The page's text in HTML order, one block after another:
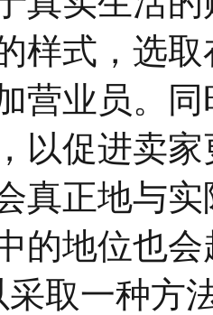
样式，选
营业员。
以促进卖
真正地与
的地位也
取一种方